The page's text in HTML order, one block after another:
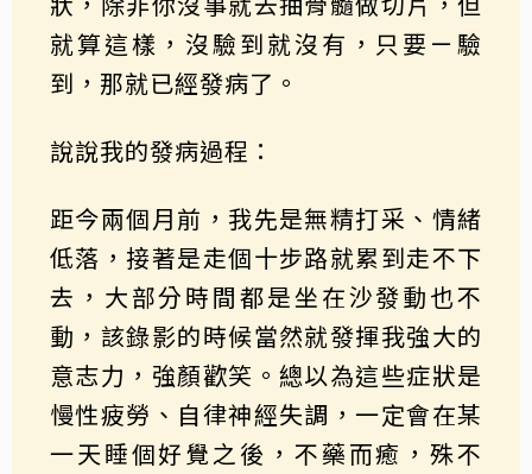
就算這樣，沒驗到就沒有，只要ㄧ驗
到，那就已經發病了。
說說我的發病過程：
距今兩個月前，我先是無精打采、情緒
低落，接著是走個十步路就累到走不下
去，大部分時間都是坐在沙發動也不
動，該錄影的時候當然就發揮我強大的
意志力，強顏歡笑。總以為這些症狀是
慢性疲勞、自律神經失調，一定會在某
一天睡個好覺之後，不藥而癒，殊不